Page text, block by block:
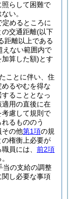
らして困難で
い。
定めるところに
の交通距離(以下
距離以上である
えない範囲内で
算した額)とす
ことに伴い、住
るやむを得な
ることとなっ
用の直後に在
慮して規則で
るもののう
その他第1項の規
権衡上必要が
員には、 前2項
当の支給の調整
し必要な事項